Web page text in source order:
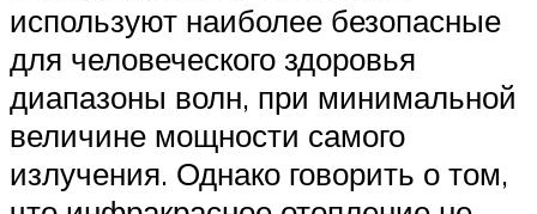
используют наиболее безопасные
для человеческого здоровья
диапазоны волн, при минимальной
величине мощности самого
излучения. Однако говорить о том,